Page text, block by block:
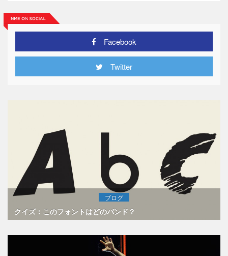
Facebook
Twitter
ブログ
クイズ：このフォントはどのバンド？